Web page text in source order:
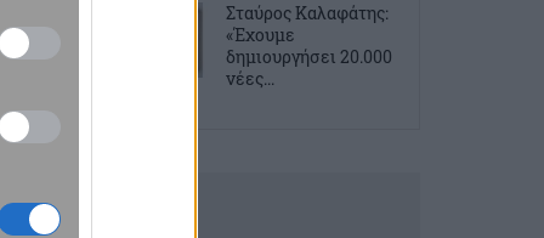
Σταύρος Καλαφάτης:
«Έχουμε
δημιουργήσει 20.000
νέες...